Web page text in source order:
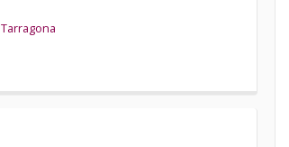
Tarragona